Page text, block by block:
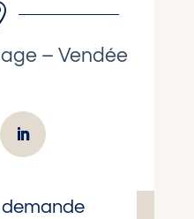
– Vendée